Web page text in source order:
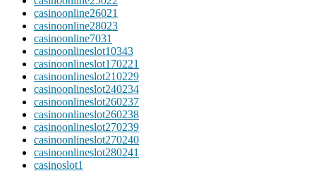
casinoonline26021
casinoonline28023
casinoonline7031
casinoonlineslot10343
casinoonlineslot170221
casinoonlineslot210229
casinoonlineslot240234
casinoonlineslot260237
casinoonlineslot260238
casinoonlineslot270239
casinoonlineslot270240
casinoonlineslot280241
casinoslot1